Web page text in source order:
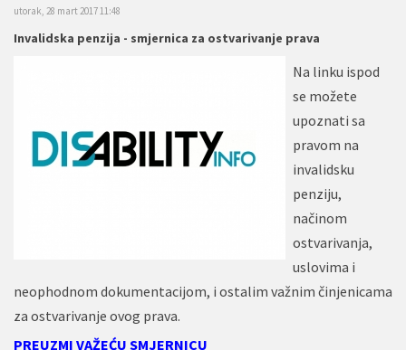
utorak, 28 mart 2017 11:48
Invalidska penzija - smjernica za ostvarivanje prava
Na linku ispod
se možete
upoznati sa
pravom na
invalidsku
penziju,
načinom
ostvarivanja,
uslovima i
neophodnom dokumentacijom, i ostalim važnim činjenicama
za ostvarivanje ovog prava.
PREUZMI VAŽEĆU SMJERNICU